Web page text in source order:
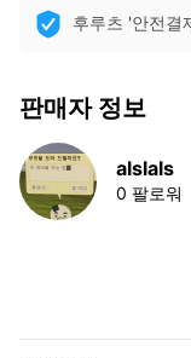
후루츠 '안전결
판매자 정보
alslals
0 팔로워